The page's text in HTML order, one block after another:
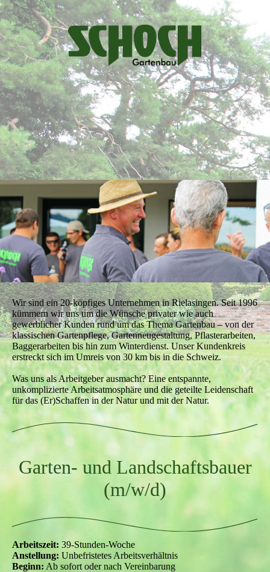
Wir sind ein 20-köpfiges Unternehmen in Rielasingen. Seit 1996
kümmern wir uns um die Wünsche privater wie auch
gewerblicher Kunden rund um das Thema Gartenbau – von der
klassischen Gartenpflege, Gartenneugestaltung, Pflasterarbeiten,
Baggerarbeiten bis hin zum Winterdienst. Unser Kundenkreis
erstreckt sich im Umreis von 30 km bis in die Schweiz.
Was uns als Arbeitgeber ausmacht? Eine entspannte,
unkomplizierte Arbeitsatmosphäre und die geteilte Leidenschaft
für das (Er)Schaffen in der Natur und mit der Natur.
Garten- und Landschaftsbauer
(m/w/d)
Arbeitszeit: 39-Stunden-Woche
Anstellung: Unbefristetes Arbeitsverhältnis
Beginn: Ab sofort oder nach Vereinbarung